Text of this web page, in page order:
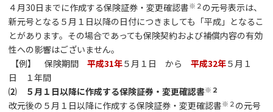
４月30日までに作成する保険証券・変更確認書※２の元号表示は、
新元号となる５月１日以降の日付につきましても「平成」となるこ
とがあります。その場合であっても保険契約および補償内容の有効
性への影響はございません。
【例】 保険期間 平成31年５月１日 から 平成32年５月１
日 １年間
⑵ ５月１日以降に作成する保険証券・変更確認書※２
改元後の５月１日以降に作成する保険証券・変更確認書※２の元号